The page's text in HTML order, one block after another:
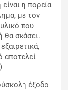
η πορεία
με τον
που
θα σκάσει.
αποτελεί
)
έξοδο